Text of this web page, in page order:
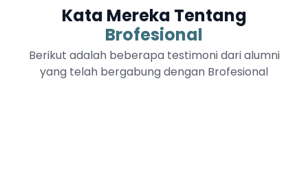
Kata Mereka Tentang
Brofesional
Berikut adalah beberapa testimoni dari alumni
yang telah bergabung dengan Brofesional